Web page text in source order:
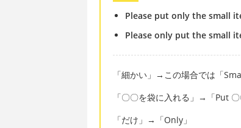
Please put only the small
Please only put the small
「細かい」→この場合では「
「〇〇を袋に入れる」→「Put
「だけ」→「Only」